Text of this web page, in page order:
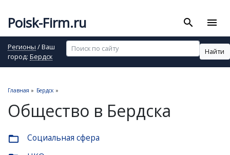
Poisk-Firm.ru search menu
Регионы / Ваш
город: Бердск
Найти
Главная » Бердск »
Общество в Бердска
folder_open Социальная сфера